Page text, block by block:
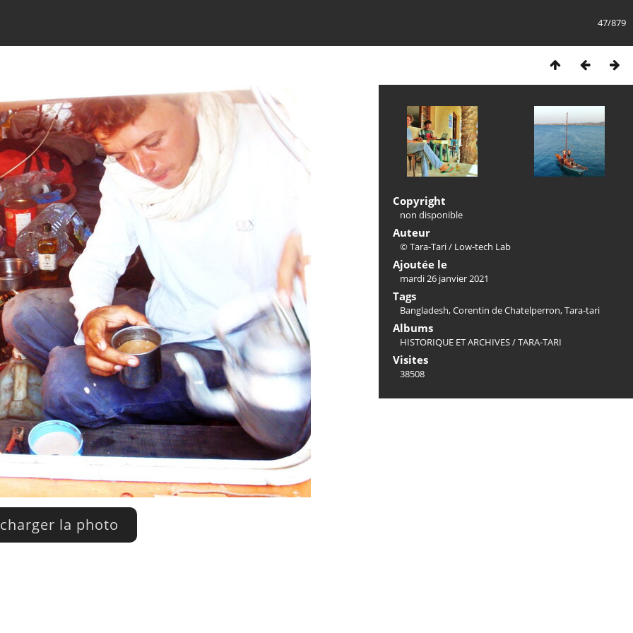
47/879
la photo
Copyright
non disponible
Auteur
© Tara-Tari / Low-tech Lab
Ajoutée le
mardi 26 janvier 2021
Tags
Bangladesh,Corentin de Chatelperron,Tara-tari
Albums
HISTORIQUE ET ARCHIVES/TARA-TARI
Visites
38508